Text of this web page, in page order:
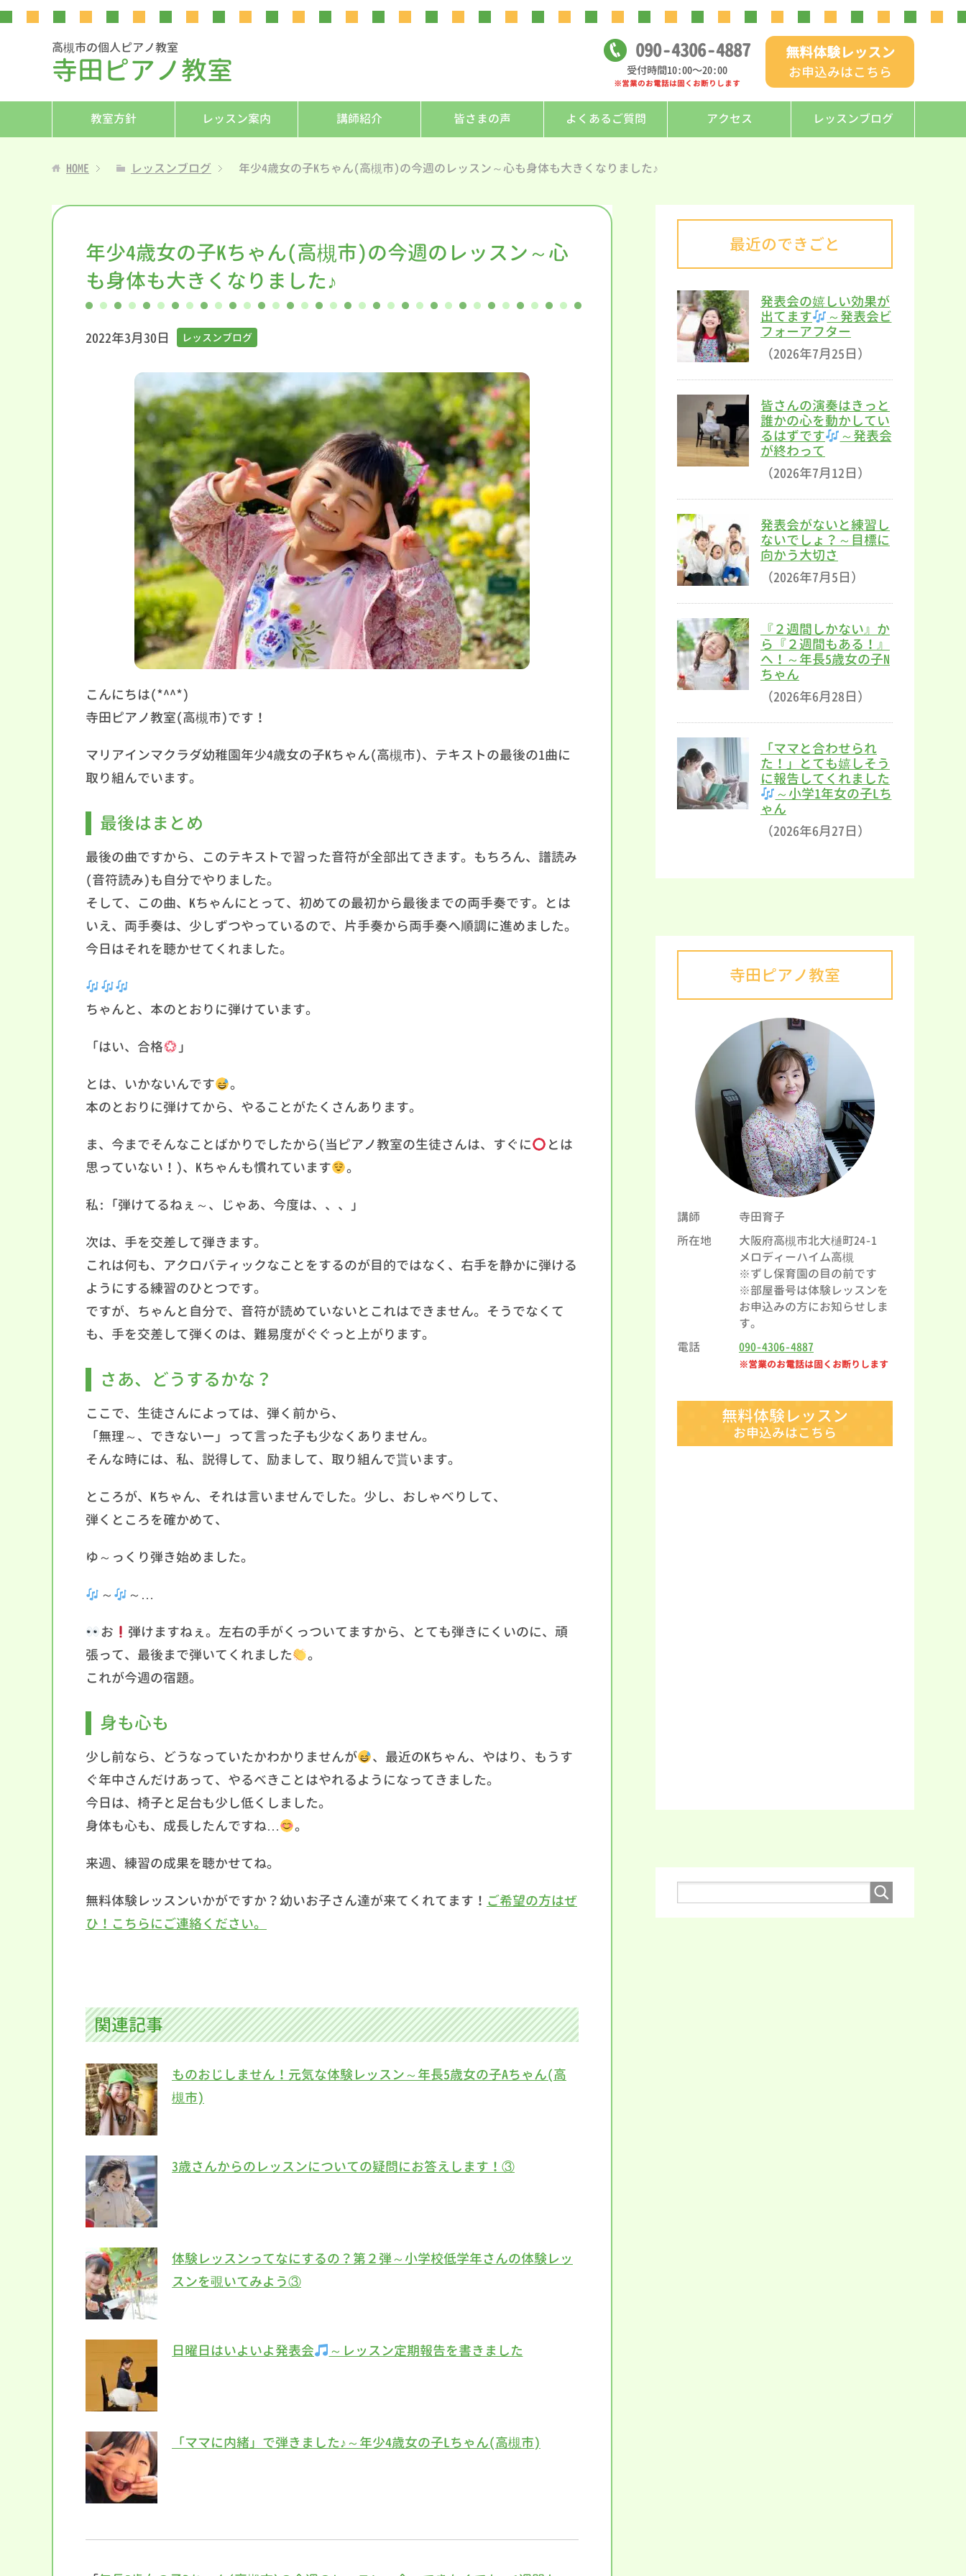
高槻市の個人ピアノ教室
寺田ピアノ教室
090-4306-4887
受付時間10:00〜20:00
※営業のお電話は固くお断りします
無料体験レッスン
お申込みはこちら
教室方針 レッスン案内 講師紹介 皆さまの声 よくあるご質問 アクセス レッスンブログ
HOME レッスンブログ 年少4歳女の子Kちゃん(高槻市)の今週のレッスン～心も身体も大きくなりました♪
年少4歳女の子Kちゃん(高槻市)の今週のレッスン～心
も身体も大きくなりました♪
2022年3月30日 レッスンブログ
こんにちは(*^^*)
寺田ピアノ教室(高槻市)です！
マリアインマクラダ幼稚園年少4歳女の子Kちゃん(高槻市)、テキストの最後の1曲に
取り組んでいます。
最後はまとめ
最後の曲ですから、このテキストで習った音符が全部出てきます。もちろん、譜読み
(音符読み)も自分でやりました。
そして、この曲、Kちゃんにとって、初めての最初から最後までの両手奏です。とは
いえ、両手奏は、少しずつやっているので、片手奏から両手奏へ順調に進めました。
今日はそれを聴かせてくれました。
ちゃんと、本のとおりに弾けています。
「はい、合格 」
とは、いかないんです
。
本のとおりに弾けてから、やることがたくさんあります。
ま、今までそんなことばかりでしたから(当ピアノ教室の生徒さんは、すぐに
とは
思っていない！)、Kちゃんも慣れています
。
私:「弾けてるねぇ～、じゃあ、今度は、、、」
次は、手を交差して弾きます。
これは何も、アクロバティックなことをするのが目的ではなく、右手を静かに弾ける
ようにする練習のひとつです。
ですが、ちゃんと自分で、音符が読めていないとこれはできません。そうでなくて
も、手を交差して弾くのは、難易度がぐぐっと上がります。
さあ、どうするかな？
ここで、生徒さんによっては、弾く前から、
「無理～、できないー」って言った子も少なくありません。
そんな時には、私、説得して、励まして、取り組んで貰います。
ところが、Kちゃん、それは言いませんでした。少し、おしゃべりして、
弾くところを確かめて、
ゆ～っくり弾き始めました。
～ ～…
お
弾けますねぇ。左右の手がくっついてますから、とても弾きにくいのに、頑
張って、最後まで弾いてくれました
。
これが今週の宿題。
身も心も
少し前なら、どうなっていたかわかりませんが
、最近のKちゃん、やはり、もうす
ぐ年中さんだけあって、やるべきことはやれるようになってきました。
今日は、椅子と足台も少し低くしました。
身体も心も、成長したんですね…
。
来週、練習の成果を聴かせてね。
無料体験レッスンいかがですか？幼いお子さん達が来てくれてます！ ご希望の方はぜ
ひ！こちらにご連絡ください。
関連記事
ものおじしません！元気な体験レッスン～年長5歳女の子Aちゃん(高
槻市)
3歳さんからのレッスンについての疑問にお答えします！③
体験レッスンってなにするの？第２弾～小学校低学年さんの体験レッ
スンを覗いてみよう③
日曜日はいよいよ発表会 ～レッスン定期報告を書きました
「ママに内緒」で弾きました♪～年少4歳女の子Lちゃん(高槻市)
最近のできごと
発表会の嬉しい効果が
出てます
～発表会ビ
フォーアフター
（2026年7月25日）
皆さんの演奏はきっと
誰かの心を動かしてい
るはずです
～発表会
が終わって
（2026年7月12日）
発表会がないと練習し
ないでしょ？～目標に
向かう大切さ
（2026年7月5日）
『２週間しかない』か
ら『２週間もある！』
へ！～年長5歳女の子N
ちゃん
（2026年6月28日）
「ママと合わせられ
た！」とても嬉しそう
に報告してくれました
～小学1年女の子Lち
ゃん
（2026年6月27日）
寺田ピアノ教室
講師
寺田育子
所在地
大阪府高槻市北大樋町24-1
メロディーハイム高槻
※ずし保育園の目の前です
※部屋番号は体験レッスンを
お申込みの方にお知らせしま
す。
電話
090-4306-4887
※営業のお電話は固くお断りします
無料体験レッスン
お申込みはこちら